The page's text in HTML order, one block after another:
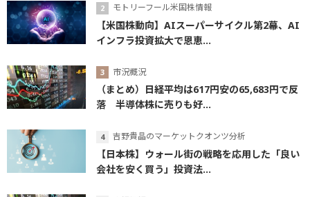
モトリーフール米国株情報
【米国株動向】AIスーパーサイクル第2幕、AI
インフラ投資拡大で恩恵...
市況概況
（まとめ）日経平均は617円安の65,683円で反
落 半導体株に売りも好...
吉野貴晶のマーケットクオンツ分析
【日本株】ウォール街の戦略を応用した「良い
会社を安く買う」投資法...